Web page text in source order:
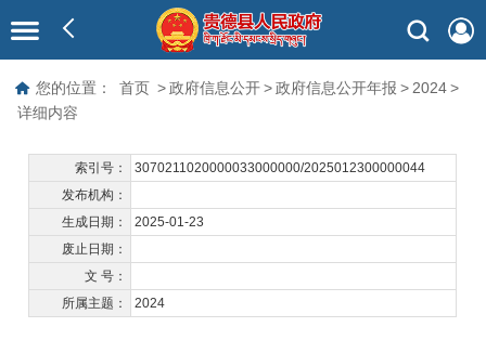
您的位置： 首页 > 政府信息公开 > 政府信息公开年报 > 2024 >
详细内容
索引号：
3070211020000033000000/2025012300000044
发布机构：
生成日期：
2025-01-23
废止日期：
文 号：
所属主题：
2024